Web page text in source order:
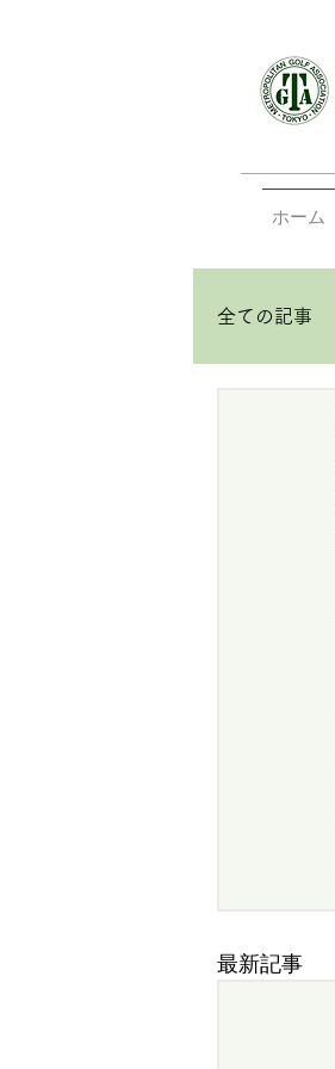
ホーム
全ての記事
最新記事